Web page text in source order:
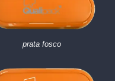
prata fosco